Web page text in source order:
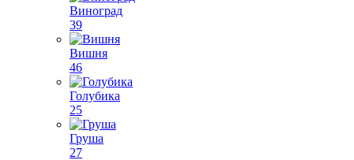
Виноград
39
Вишня
46
Голубика
25
Груша
27